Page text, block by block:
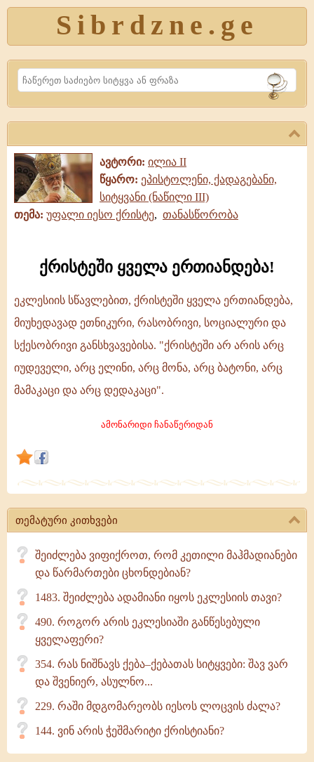
Sibrdzne.ge
Search
ავტორი: ილია II
წყარო: ეპისტოლენი, ქადაგებანი,
სიტყვანი (ნაწილი III)
თემა: უფალი იესო ქრისტე, თანასწორობა
ქრისტეში ყველა ერთიანდება!
ეკლესიის სწავლებით, ქრისტეში ყველა ერთიანდება,
მიუხედავად ეთნიკური, რასობრივი, სოციალური და
სქესობრივი განსხვავებისა. "ქრისტეში არ არის არც
იუდეველი, არც ელინი, არც მონა, არც ბატონი, არც
მამაკაცი და არც დედაკაცი".
ამონარიდი ჩანაწერიდან
თემატური კითხვები
შეიძლება ვიფიქროთ, რომ კეთილი მაჰმადიანები
და წარმართები ცხონდებიან?
1483. შეიძლება ადამიანი იყოს ეკლესიის თავი?
490. როგორ არის ეკლესიაში განწესებული
ყველაფერი?
354. რას ნიშნავს ქება–ქებათას სიტყვები: შავ ვარ
და შვენიერ, ასულნო...
229. რაში მდგომარეობს იესოს ლოცვის ძალა?
144. ვინ არის ჭეშმარიტი ქრისტიანი?